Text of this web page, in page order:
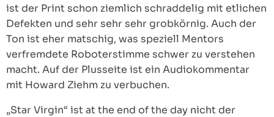
ist der Print schon ziemlich schraddelig mit etlichen
Defekten und sehr sehr sehr grobkörnig. Auch der
Ton ist eher matschig, was speziell Mentors
verfremdete Roboterstimme schwer zu verstehen
macht. Auf der Plusseite ist ein Audiokommentar
mit Howard Ziehm zu verbuchen.
„Star Virgin“ ist at the end of the day nicht der